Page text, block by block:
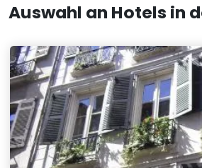
Auswahl an Hotels in